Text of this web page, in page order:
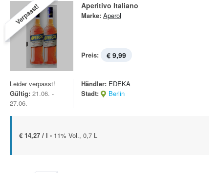
Verpasst! Aperitivo Italiano
Marke: Aperol
Preis: € 9,99
Leider verpasst!
Gültig: 21.06. -
27.06.
Händler: EDEKA
Stadt:
Berlin
€ 14,27 / l - 11% Vol., 0,7 L